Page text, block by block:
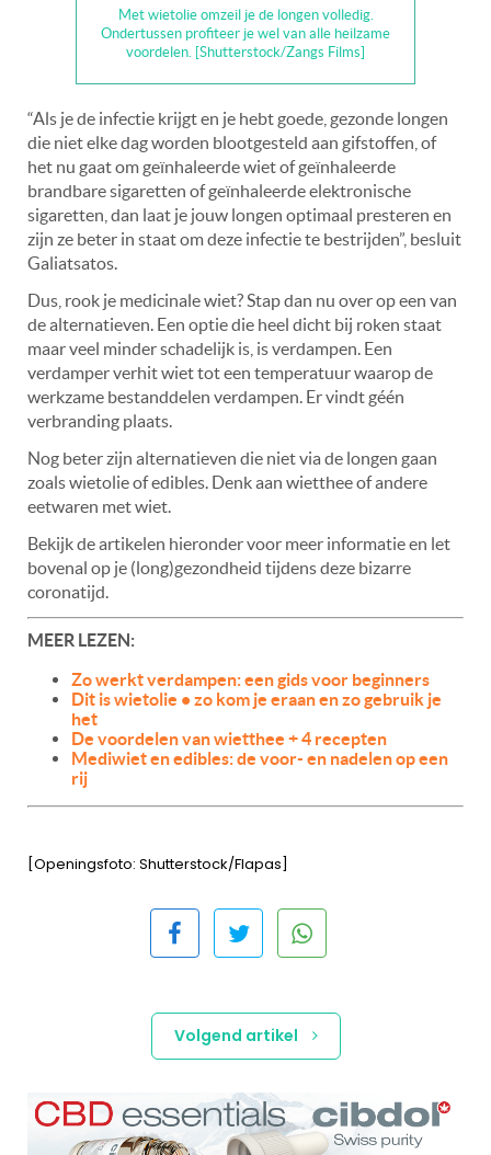
Met wietolie omzeil je de longen volledig.
Ondertussen profiteer je wel van alle heilzame
voordelen. [Shutterstock/Zangs Films]
“Als je de infectie krijgt en je hebt goede, gezonde longen
die niet elke dag worden blootgesteld aan gifstoffen, of
het nu gaat om geïnhaleerde wiet of geïnhaleerde
brandbare sigaretten of geïnhaleerde elektronische
sigaretten, dan laat je jouw longen optimaal presteren en
zijn ze beter in staat om deze infectie te bestrijden”, besluit
Galiatsatos.
Dus, rook je medicinale wiet? Stap dan nu over op een van
de alternatieven. Een optie die heel dicht bij roken staat
maar veel minder schadelijk is, is verdampen. Een
verdamper verhit wiet tot een temperatuur waarop de
werkzame bestanddelen verdampen. Er vindt géén
verbranding plaats.
Nog beter zijn alternatieven die niet via de longen gaan
zoals wietolie of edibles. Denk aan wietthee of andere
eetwaren met wiet.
Bekijk de artikelen hieronder voor meer informatie en let
bovenal op je (long)gezondheid tijdens deze bizarre
coronatijd.
MEER LEZEN:
Zo werkt verdampen: een gids voor beginners
Dit is wietolie • zo kom je eraan en zo gebruik je
het
De voordelen van wietthee + 4 recepten
Mediwiet en edibles: de voor- en nadelen op een
rij
[Openingsfoto: Shutterstock/Flapas]
Volgend artikel